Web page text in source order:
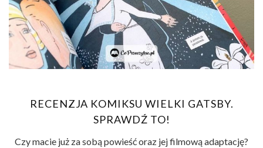
RECENZJA KOMIKSU WIELKI GATSBY.
SPRAWDŹ TO!
Czy macie już za sobą powieść oraz jej filmową adaptację?